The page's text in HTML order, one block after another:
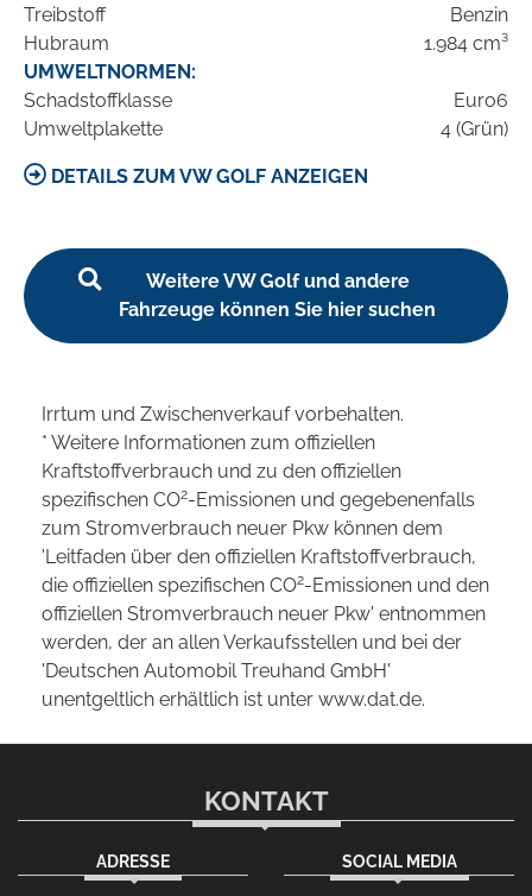
Treibstoff
Benzin
Hubraum
1.984 cm³
UMWELTNORMEN:
Schadstoffklasse
Euro6
Umweltplakette
4 (Grün)
DETAILS ZUM VW GOLF ANZEIGEN
Weitere VW Golf und andere
Fahrzeuge können Sie hier suchen
Irrtum und Zwischenverkauf vorbehalten.
* Weitere Informationen zum offiziellen
Kraftstoffverbrauch und zu den offiziellen
spezifischen CO2-Emissionen und gegebenenfalls
zum Stromverbrauch neuer Pkw können dem
'Leitfaden über den offiziellen Kraftstoffverbrauch,
die offiziellen spezifischen CO2-Emissionen und den
offiziellen Stromverbrauch neuer Pkw' entnommen
werden, der an allen Verkaufsstellen und bei der
'Deutschen Automobil Treuhand GmbH'
unentgeltlich erhältlich ist unter www.dat.de.
KONTAKT
ADRESSE SOCIAL MEDIA